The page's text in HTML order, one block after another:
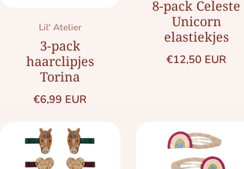
Merk:
Lil' Atelier
3-pack
haarclipjes
Torina
Normale prijs
€6,99 EUR
8-pack Celeste
Unicorn
elastiekjes
Normale prijs
€12,50 EUR